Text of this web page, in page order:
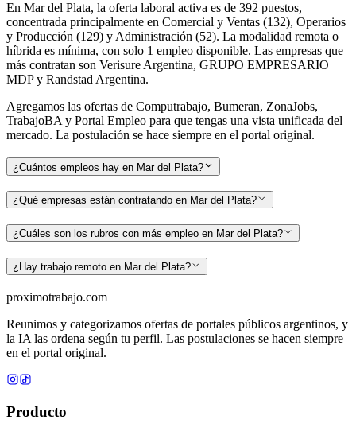
En Mar del Plata, la oferta laboral activa es de 392 puestos,
concentrada principalmente en Comercial y Ventas (132), Operarios
y Producción (129) y Administración (52). La modalidad remota o
híbrida es mínima, con solo 1 empleo disponible. Las empresas que
más contratan son Verisure Argentina, GRUPO EMPRESARIO
MDP y Randstad Argentina.
Agregamos las ofertas de Computrabajo, Bumeran, ZonaJobs,
TrabajoBA y Portal Empleo para que tengas una vista unificada del
mercado. La postulación se hace siempre en el portal original.
¿Cuántos empleos hay en Mar del Plata?
¿Qué empresas están contratando en Mar del Plata?
¿Cuáles son los rubros con más empleo en Mar del Plata?
¿Hay trabajo remoto en Mar del Plata?
proximotrabajo.com
Reunimos y categorizamos ofertas de portales públicos argentinos, y
la IA las ordena según tu perfil. Las postulaciones se hacen siempre
en el portal original.
Producto